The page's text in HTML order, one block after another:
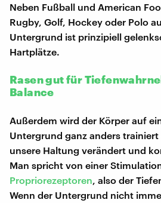
Neben Fußball und American
Rugby, Golf, Hockey oder Polo
Untergrund ist prinzipiell
Hartplätze.
Rasen gut für
Balance
Außerdem wird der Körper auf
Untergrund ganz anders trainiert
unsere Haltung verändert und
Man spricht von einer
Propriorezeptoren , also der
Wenn der Untergrund nicht